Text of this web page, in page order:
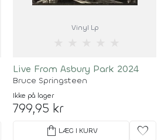
Vinyl Lp
Live From Asbury Park 2024
Bruce Springsteen
Ikke på lager
799,95 kr
shopping_bag LÆG I KURV favorite